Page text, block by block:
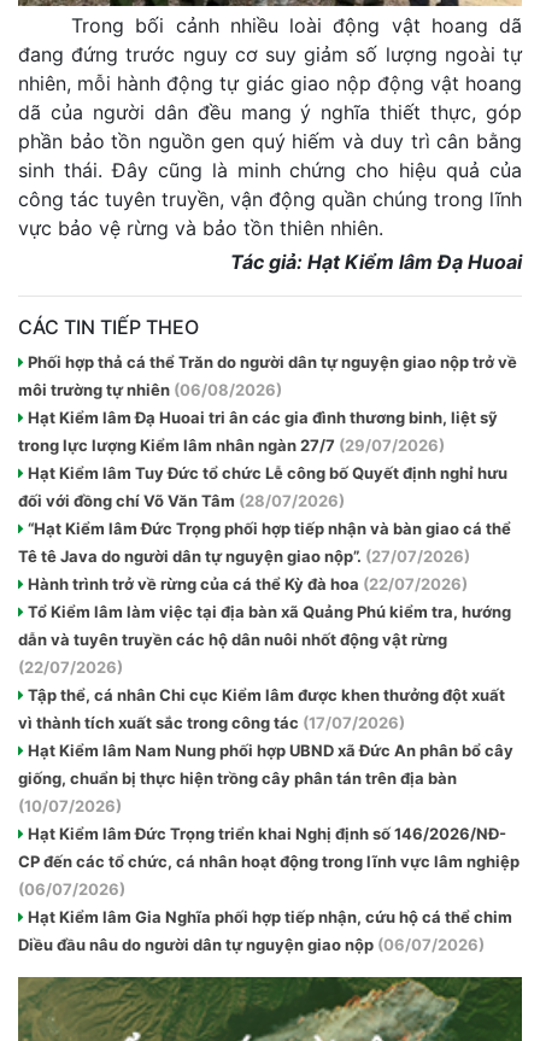
Trong bối cảnh nhiều loài động vật hoang dã
đang đứng trước nguy cơ suy giảm số lượng ngoài tự
nhiên, mỗi hành động tự giác giao nộp động vật hoang
dã của người dân đều mang ý nghĩa thiết thực, góp
phần bảo tồn nguồn gen quý hiếm và duy trì cân bằng
sinh thái. Đây cũng là minh chứng cho hiệu quả của
công tác tuyên truyền, vận động quần chúng trong lĩnh
vực bảo vệ rừng và bảo tồn thiên nhiên.
Tác giả: Hạt Kiểm lâm Đạ Huoai
CÁC TIN TIẾP THEO
Phối hợp thả cá thể Trăn do người dân tự nguyện giao nộp trở về
môi trường tự nhiên (06/08/2026)
Hạt Kiểm lâm Đạ Huoai tri ân các gia đình thương binh, liệt sỹ
trong lực lượng Kiểm lâm nhân ngàn 27/7 (29/07/2026)
Hạt Kiểm lâm Tuy Đức tổ chức Lễ công bố Quyết định nghỉ hưu
đối với đồng chí Võ Văn Tâm (28/07/2026)
“Hạt Kiểm lâm Đức Trọng phối hợp tiếp nhận và bàn giao cá thể
Tê tê Java do người dân tự nguyện giao nộp”. (27/07/2026)
Hành trình trở về rừng của cá thể Kỳ đà hoa (22/07/2026)
Tổ Kiểm lâm làm việc tại địa bàn xã Quảng Phú kiểm tra, hướng
dẫn và tuyên truyền các hộ dân nuôi nhốt động vật rừng
(22/07/2026)
Tập thể, cá nhân Chi cục Kiểm lâm được khen thưởng đột xuất
vì thành tích xuất sắc trong công tác (17/07/2026)
Hạt Kiểm lâm Nam Nung phối hợp UBND xã Đức An phân bổ cây
giống, chuẩn bị thực hiện trồng cây phân tán trên địa bàn
(10/07/2026)
Hạt Kiểm lâm Đức Trọng triển khai Nghị định số 146/2026/NĐ-
CP đến các tổ chức, cá nhân hoạt động trong lĩnh vực lâm nghiệp
(06/07/2026)
Hạt Kiểm lâm Gia Nghĩa phối hợp tiếp nhận, cứu hộ cá thể chim
Diều đầu nâu do người dân tự nguyện giao nộp (06/07/2026)